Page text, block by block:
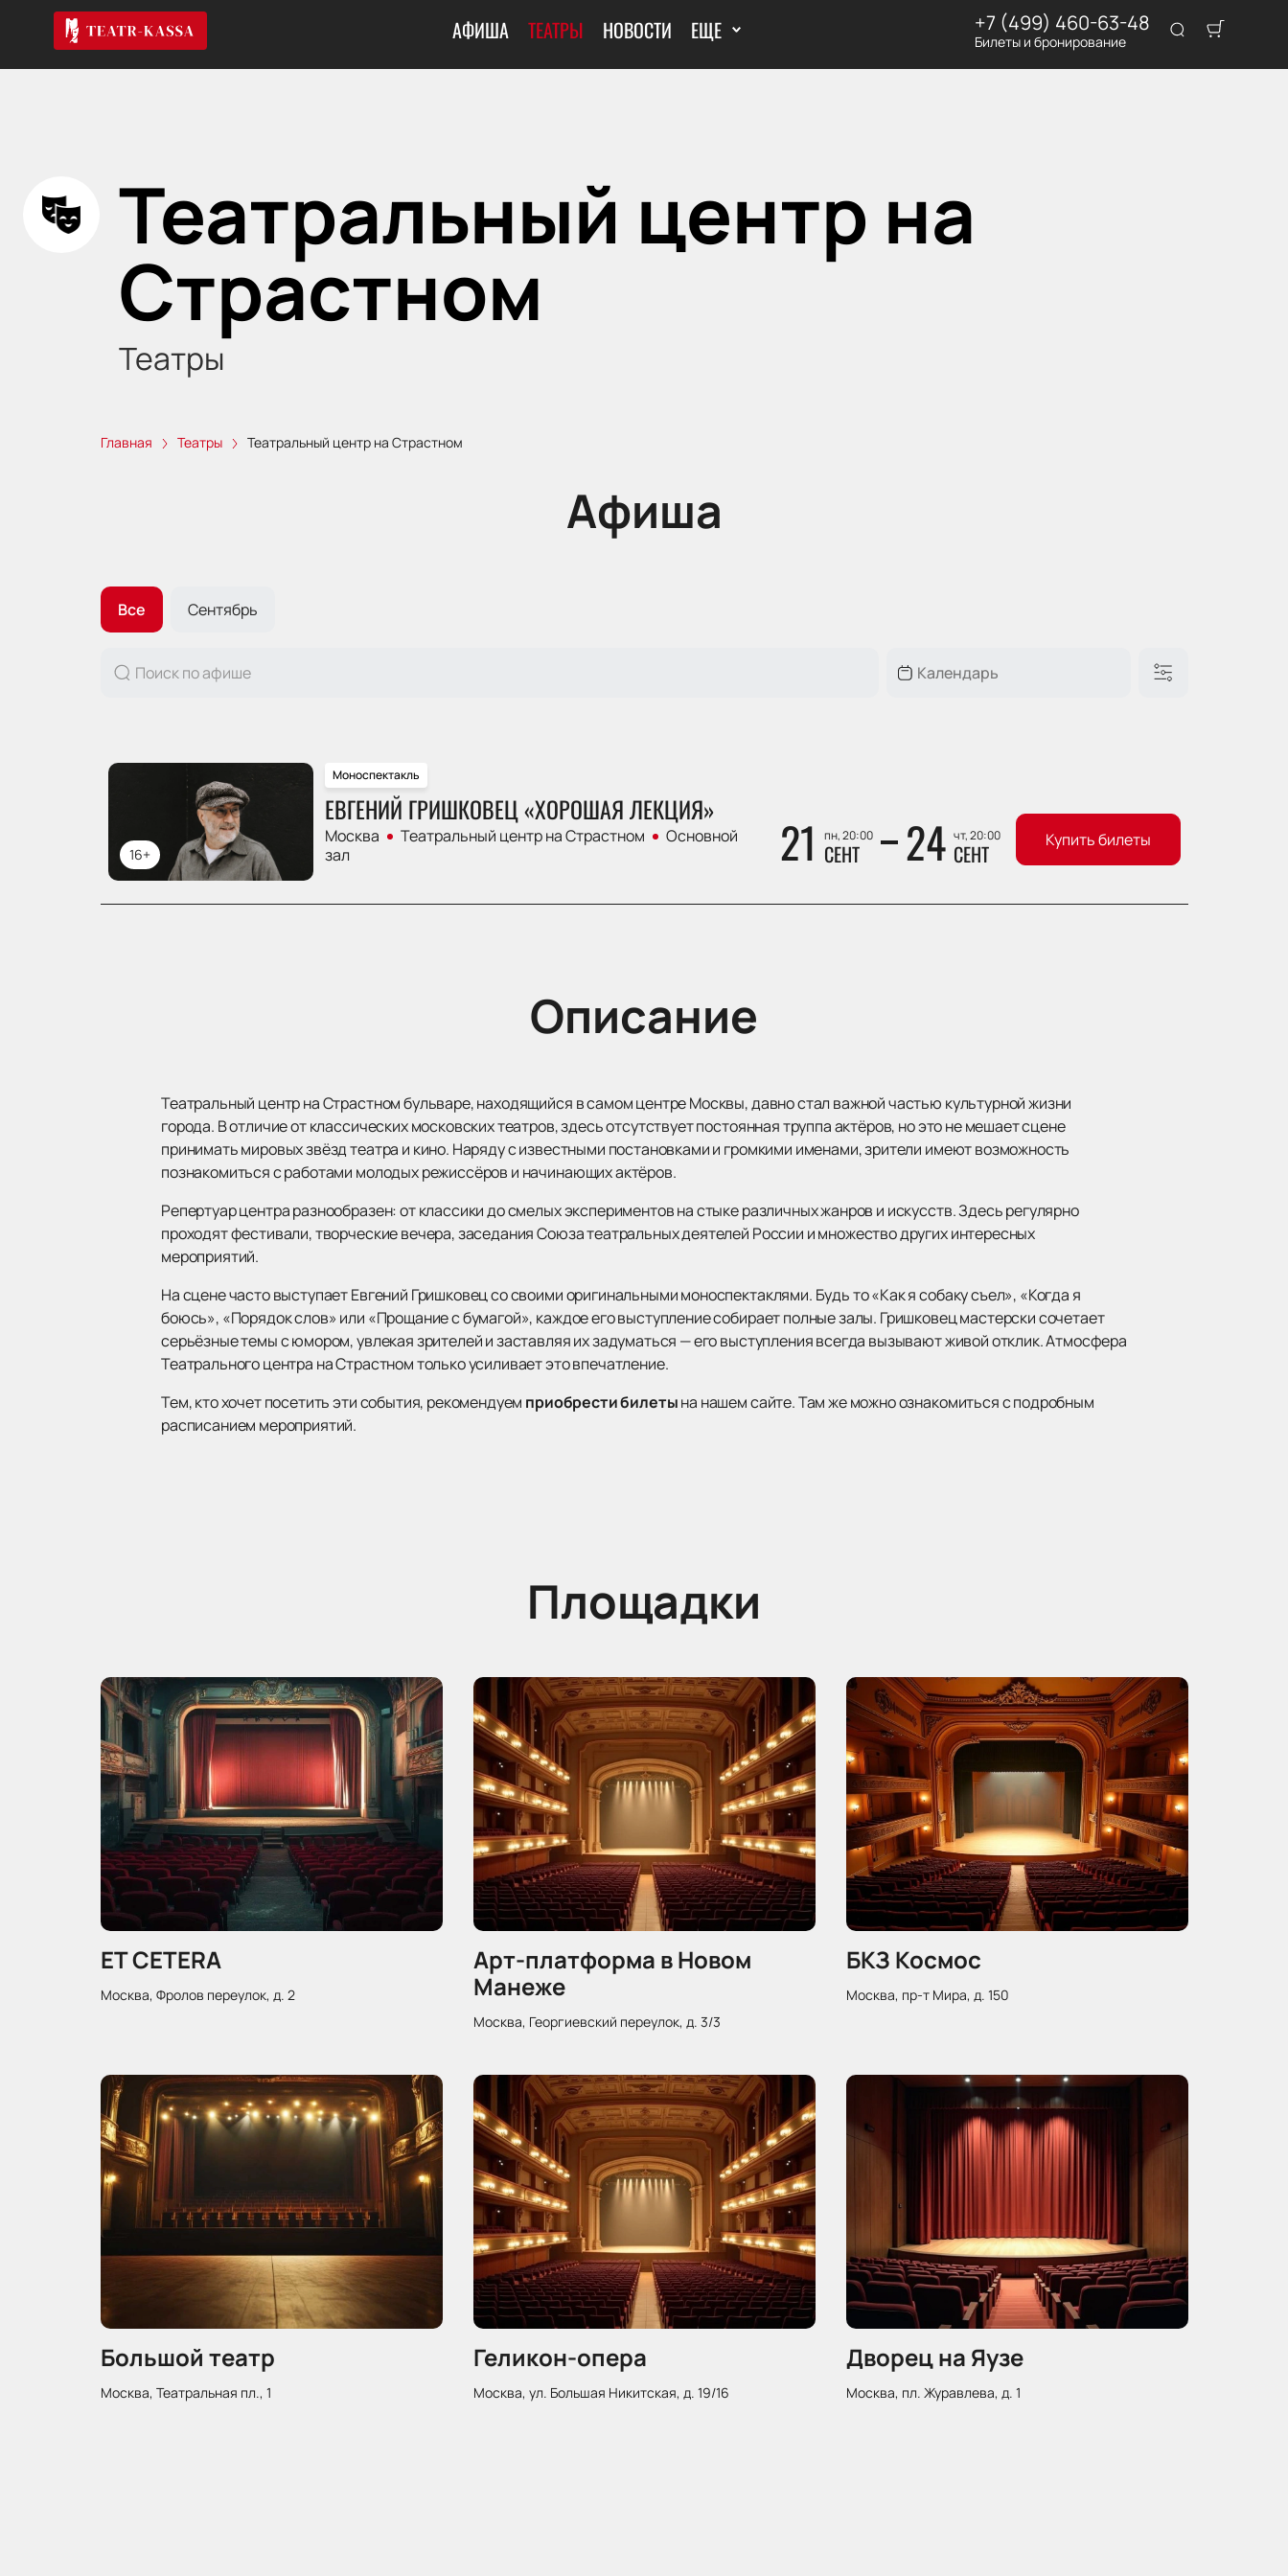
АФИША ТЕАТРЫ НОВОСТИ ЕЩЕ +7 (499) 460-63-48
Билеты и бронирование
Театральный центр на
Страстном
Театры
Главная Театры Театральный центр на Страстном
Афиша
Все Сентябрь
16+
Моноспектакль
ЕВГЕНИЙ ГРИШКОВЕЦ «ХОРОШАЯ ЛЕКЦИЯ»
Москва Театральный центр на Страстном
Основной
зал
21 пн, 20:00
СЕНТ 24 чт, 20:00
СЕНТ Купить билеты
Описание
Театральный центр на Страстном бульваре, находящийся в самом центре Москвы, давно стал важной частью культурной жизни
города. В отличие от классических московских театров, здесь отсутствует постоянная труппа актёров, но это не мешает сцене
принимать мировых звёзд театра и кино. Наряду с известными постановками и громкими именами, зрители имеют возможность
познакомиться с работами молодых режиссёров и начинающих актёров.
Репертуар центра разнообразен: от классики до смелых экспериментов на стыке различных жанров и искусств. Здесь регулярно
проходят фестивали, творческие вечера, заседания Союза театральных деятелей России и множество других интересных
мероприятий.
На сцене часто выступает Евгений Гришковец со своими оригинальными моноспектаклями. Будь то «Как я собаку съел», «Когда я
боюсь», «Порядок слов» или «Прощание с бумагой», каждое его выступление собирает полные залы. Гришковец мастерски сочетает
серьёзные темы с юмором, увлекая зрителей и заставляя их задуматься — его выступления всегда вызывают живой отклик. Атмосфера
Театрального центра на Страстном только усиливает это впечатление.
Тем, кто хочет посетить эти события, рекомендуем приобрести билетына нашем сайте. Там же можно ознакомиться с подробным
расписанием мероприятий.
Площадки
ET CETERA
Москва, Фролов переулок, д. 2
Арт-платформа в Новом
Манеже
Москва, Георгиевский переулок, д. 3/3
БКЗ Космос
Москва, пр-т Мира, д. 150
Большой театр
Москва, Театральная пл., 1
Геликон-опера
Москва, ул. Большая Никитская, д. 19/16
Дворец на Яузе
Москва, пл. Журавлева, д. 1